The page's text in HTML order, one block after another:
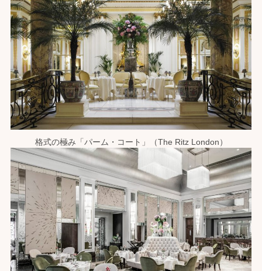
格式の極み「パーム・コート」（The Ritz London）